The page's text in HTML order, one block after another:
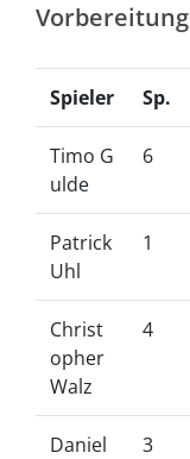
Vorbereitung
Spieler Sp.
Timo G
ulde
6
Patrick
Uhl
1
Christ
opher
Walz
4
Daniel
3